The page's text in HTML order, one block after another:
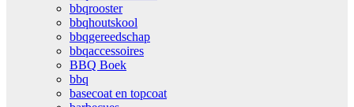
bbqrooster
bbqhoutskool
bbqgereedschap
bbqaccessoires
BBQ Boek
bbq
basecoat en topcoat